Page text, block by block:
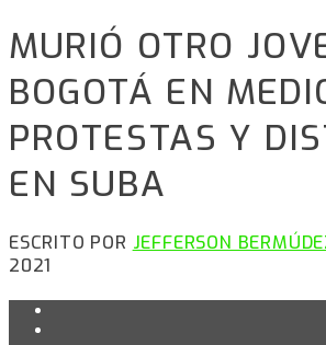
MURIÓ OTRO
BOGOTÁ EN
PROTESTAS Y
EN SUBA
ESCRITO POR JEFFERSON
2021